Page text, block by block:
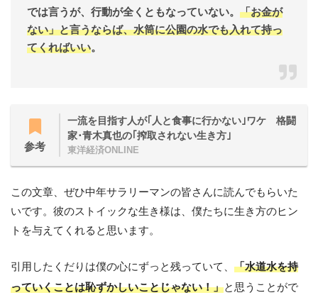
では言うが、行動が全くともなっていない。 「お金が
ない」と言うならば、水筒に公園の水でも入れて持っ
てくればいい。
参考
一流を目指す人が｢人と食事に行かない｣ワケ 格闘
家･青木真也の｢搾取されない生き方｣
東洋経済ONLINE
この文章、ぜひ中年サラリーマンの皆さんに読んでもらいた
いです。彼のストイックな生き様は、僕たちに生き方のヒン
トを与えてくれると思います。
引用したくだりは僕の心にずっと残っていて、 「水道水を持
っていくことは恥ずかしいことじゃない！」と思うことがで